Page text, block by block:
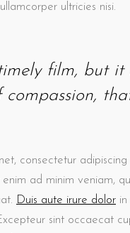
ultricies nisi.
film, but it
compassion,
consectetur
ad minim veniam,
Duis aute irure dolor
sint occaecat